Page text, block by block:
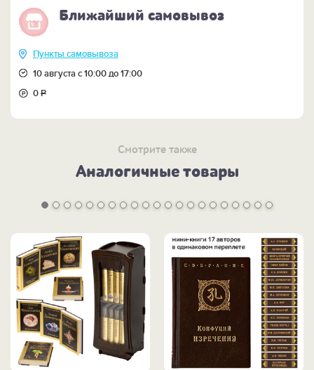
Ближайший самовывоз
Пункты самовывоза
10 августа с 10:00 до 17:00
0Р
Смотрите также
Аналогичные товары